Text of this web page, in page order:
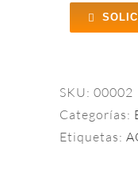
populares
para
mujeres,
SKU: 00002
Categorías:
Etiquetas: